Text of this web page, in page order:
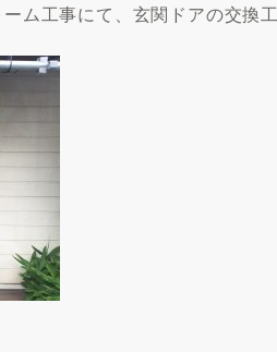
ム工事にて、玄関ドアの交換工